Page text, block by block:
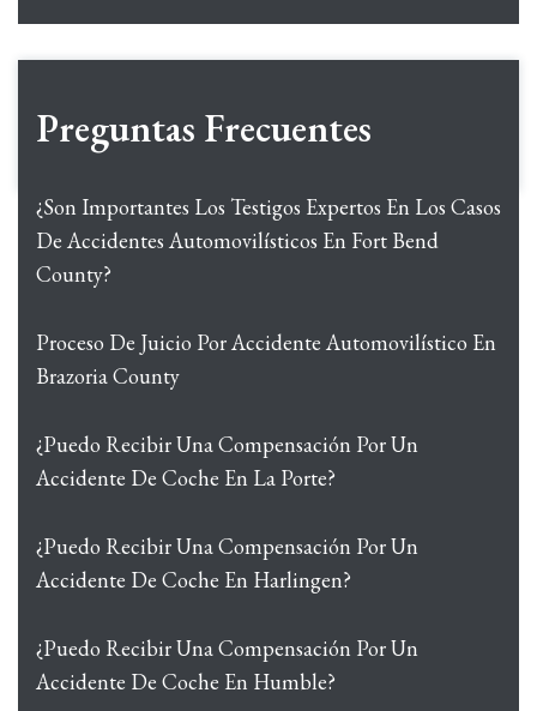
Preguntas Frecuentes
¿Son Importantes Los Testigos Expertos En Los Casos
De Accidentes Automovilísticos En Fort Bend
County?
Proceso De Juicio Por Accidente Automovilístico En
Brazoria County
¿Puedo Recibir Una Compensación Por Un
Accidente De Coche En La Porte?
¿Puedo Recibir Una Compensación Por Un
Accidente De Coche En Harlingen?
¿Puedo Recibir Una Compensación Por Un
Accidente De Coche En Humble?